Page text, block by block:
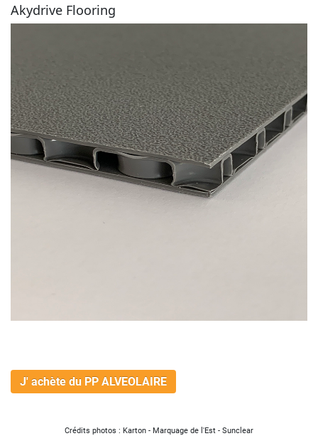
Akydrive Flooring
J' achète du PP ALVEOLAIRE
Crédits photos : Karton - Marquage de l'Est - Sunclear